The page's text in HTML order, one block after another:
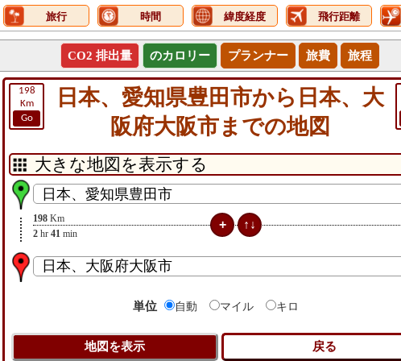
旅行 時間 緯度経度 飛行距離
CO2 排出量 のカロリー プランナー 旅費 旅程
198
Km
Go
日本、愛知県豊田市から日本、大
阪府大阪市までの地図
198 Km
2 hr 41 min
単位 自動 マイル キロ